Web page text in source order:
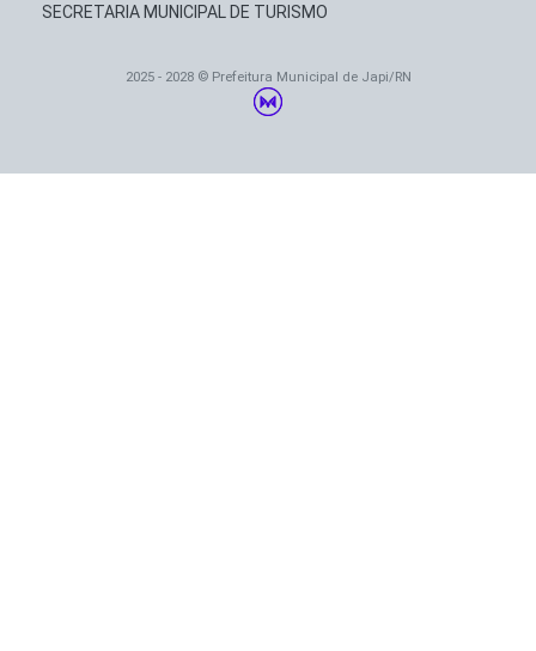
SECRETARIA MUNICIPAL DE TURISMO
2025 - 2028 © Prefeitura Municipal de Japi/RN